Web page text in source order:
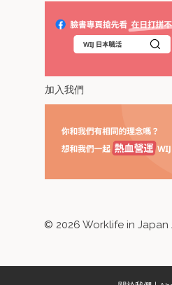
加入我們
© 2026 Worklife in Japan